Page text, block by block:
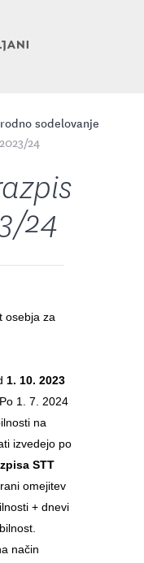
sodelovanje
24
24
za
1. 10. 2023
1. 7. 2024
na
izvedejo po
STT
omejitev
+ dnevi
način